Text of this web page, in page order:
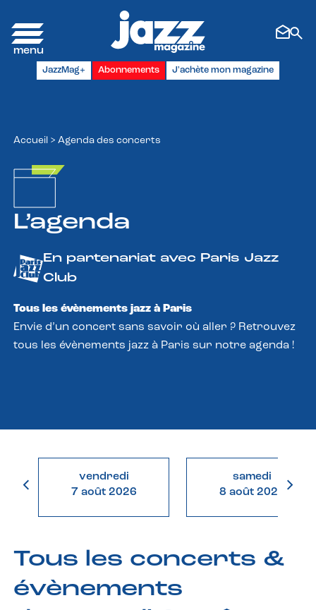
JazzMag+ Abonnements J'achète mon magazine
Accueil > Agenda des concerts
L’agenda
En partenariat avec Paris Jazz
Club
Tous les évènements jazz à Paris
Envie d’un concert sans savoir où aller ? Retrouvez
tous les évènements jazz à Paris sur notre agenda !
vendredi
7 août 2026
samedi
8 août 2026
Tous les concerts &
évènements